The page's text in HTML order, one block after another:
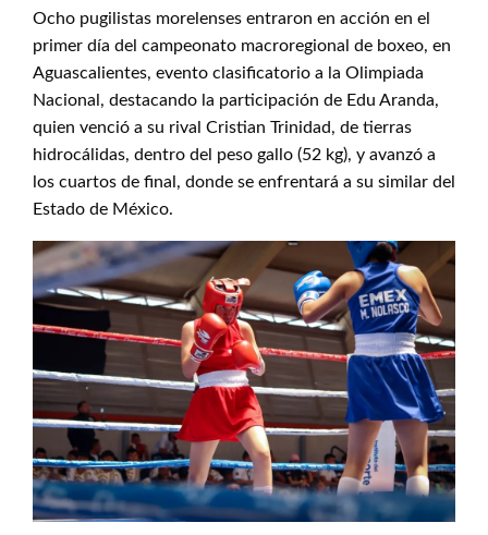
Ocho pugilistas morelenses entraron en acción en el
primer día del campeonato macroregional de boxeo, en
Aguascalientes, evento clasificatorio a la Olimpiada
Nacional, destacando la participación de Edu Aranda,
quien venció a su rival Cristian Trinidad, de tierras
hidrocálidas, dentro del peso gallo (52 kg), y avanzó a
los cuartos de final, donde se enfrentará a su similar del
Estado de México.